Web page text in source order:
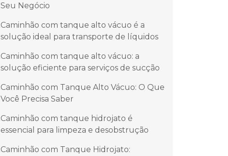
Seu Negócio
Caminhão com tanque alto vácuo é a
solução ideal para transporte de líquidos
Caminhão com tanque alto vácuo: a
solução eficiente para serviços de sucção
Caminhão com Tanque Alto Vácuo: O Que
Você Precisa Saber
Caminhão com tanque hidrojato é
essencial para limpeza e desobstrução
Caminhão com Tanque Hidrojato: